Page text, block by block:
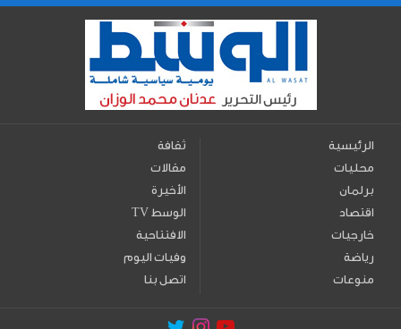
الرئيسية
محليات
برلمان
اقتصاد
خارجيات
رياضة
منوعات
ثقافة
مقالات
الأخيرة
TV الوسط
الافتتاحية
وفيات اليوم
اتصل بنا